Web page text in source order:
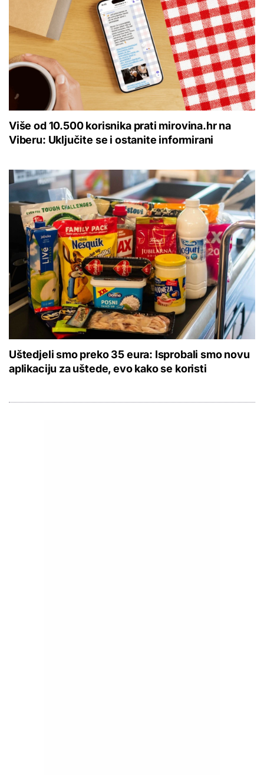
Više od 10.500 korisnika prati mirovina.hr na
Viberu: Uključite se i ostanite informirani
Uštedjeli smo preko 35 eura: Isprobali smo novu
aplikaciju za uštede, evo kako se koristi